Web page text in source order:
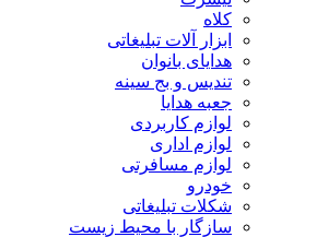
کلاه
ابزار آلات تبلیغاتی
هدایای بانوان
تندیس و بج سینه
جعبه هدایا
لوازم کاربردی
لوازم اداری
لوازم مسافرتی
خودرو
شکلات تبلیغاتی
سازگار با محیط زیست